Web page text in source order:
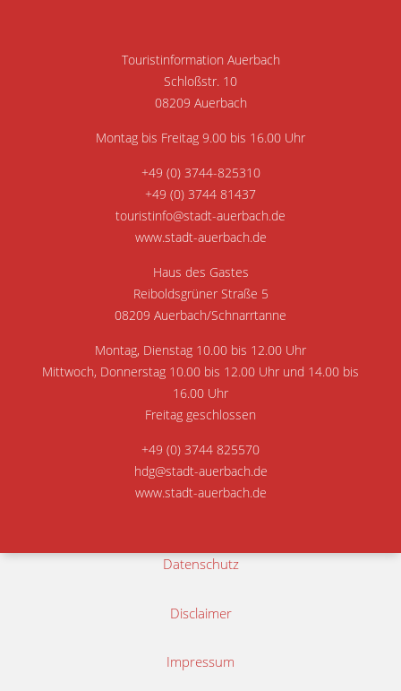
Touristinformation Auerbach
Schloßstr. 10
08209 Auerbach
Montag bis Freitag 9.00 bis 16.00 Uhr
+49 (0) 3744-825310
+49 (0) 3744 81437
touristinfo@stadt-auerbach.de
www.stadt-auerbach.de
Haus des Gastes
Reiboldsgrüner Straße 5
08209 Auerbach/Schnarrtanne
Montag, Dienstag 10.00 bis 12.00 Uhr
Mittwoch, Donnerstag 10.00 bis 12.00 Uhr und 14.00 bis
16.00 Uhr
Freitag geschlossen
+49 (0) 3744 825570
hdg@stadt-auerbach.de
www.stadt-auerbach.de
Datenschutz
Disclaimer
Impressum